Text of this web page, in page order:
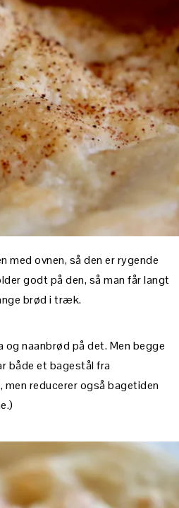
med ovnen, så den er rygende
godt på den, så man får langt
brød i træk.
naanbrød på det. Men begge
både et bagestål fra
reducerer også bagetiden